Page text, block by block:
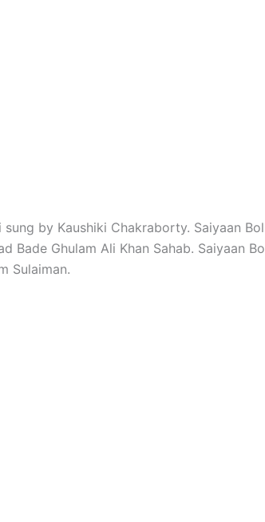
sung by Kaushiki Chakraborty. Saiyaan Bol
Bade Ghulam Ali Khan Sahab. Saiyaan
Sulaiman.